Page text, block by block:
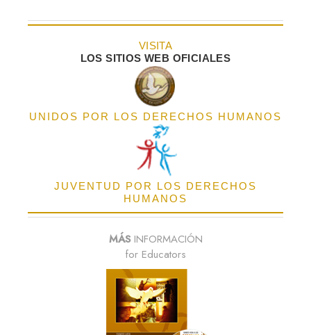
VISITA
LOS SITIOS WEB OFICIALES
UNIDOS POR LOS DERECHOS HUMANOS
JUVENTUD POR LOS DERECHOS
HUMANOS
MÁSINFORMACIÓN
for Educators